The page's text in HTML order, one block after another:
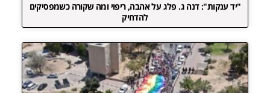
"יד ענקות": דנה ג. פלג על אהבה, ריפוי ומה שקורה כשמפסיקים
להדחיק